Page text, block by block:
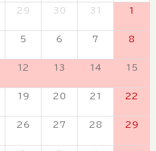
29 30 31 1
5 6 7 8
12 13 14 15
19 20 21 22
26 27 28 29